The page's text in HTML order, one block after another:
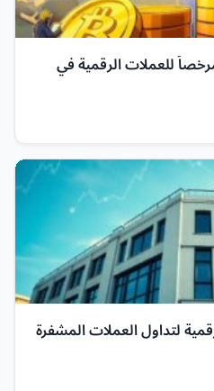
للعملات الرقمية في
لتداول العملات المشفرة